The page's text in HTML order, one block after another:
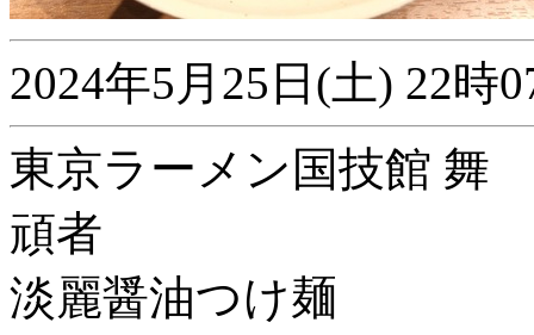
2024年5月25日(土) 22時
東京ラーメン国技館 舞
頑者
淡麗醤油つけ麺